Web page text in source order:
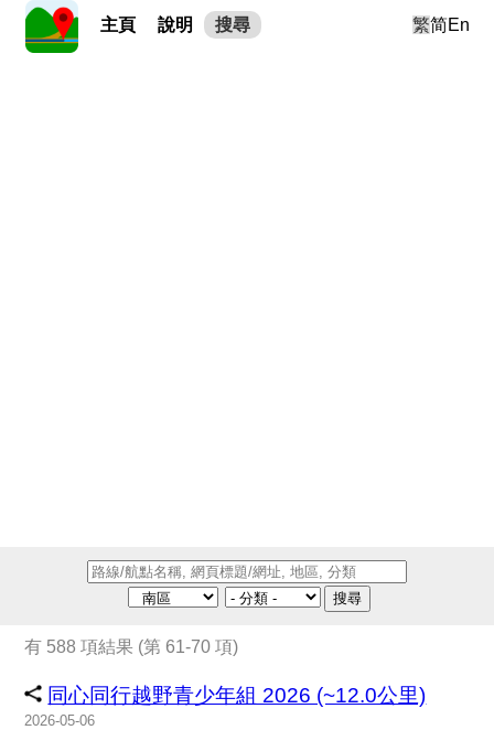
主頁 說明 搜尋 繁简En
搜尋
有 588 項結果 (第 61-70 項)
同心同行越野青少年組 2026 (~12.0公里)
2026-05-06